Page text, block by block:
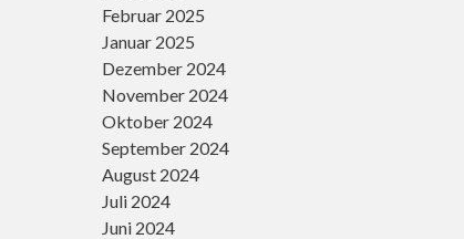
Februar 2025
Januar 2025
Dezember 2024
November 2024
Oktober 2024
September 2024
August 2024
Juli 2024
Juni 2024